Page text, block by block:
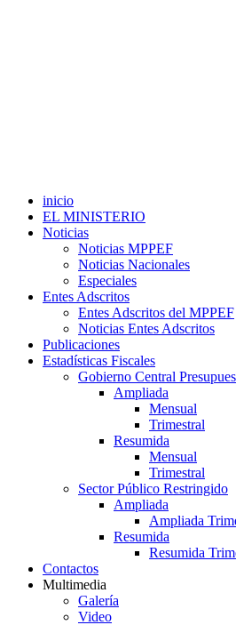
inicio
EL MINISTERIO
Noticias
Noticias MPPEF
Noticias Nacionales
Especiales
Entes Adscritos
Entes Adscritos del MPPEF
Noticias Entes Adscritos
Publicaciones
Estadísticas Fiscales
Gobierno Central
Ampliada
Mensual
Trimestral
Resumida
Mensual
Trimestral
Sector Público Restringido
Ampliada
Ampliada
Resumida
Resumida
Contactos
Multimedia
Galería
Video